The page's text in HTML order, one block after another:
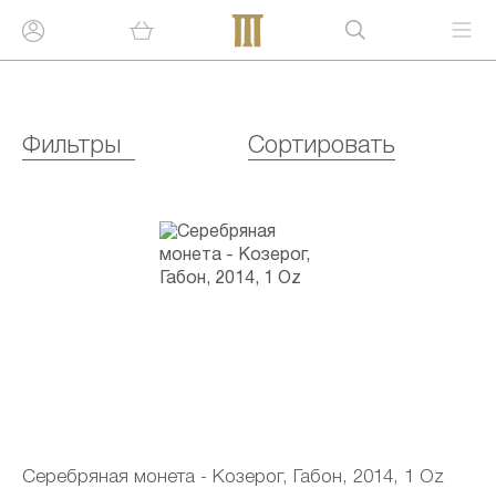
Фильтры Сортировать
Серебряная монета - Козерог, Габон, 2014, 1 Oz